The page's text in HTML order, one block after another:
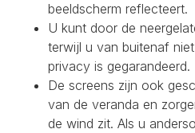
beeldscherm reflecteert.
U kunt door de
terwijl u van buitenaf
privacy is gegarandeerd.
De screens zijn ook
van de veranda en
de wind zit. Als u